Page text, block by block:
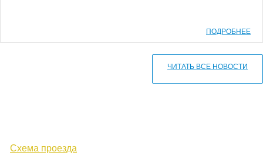
ПОДРОБНЕЕ
ЧИТАТЬ ВСЕ НОВОСТИ
Схема проезда